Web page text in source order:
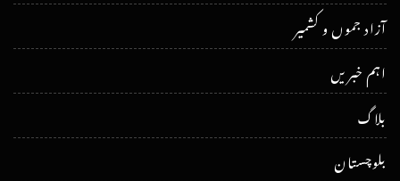
آزاد جموں و کشمیر
اہم خبریں
بلاگ
بلوچستان